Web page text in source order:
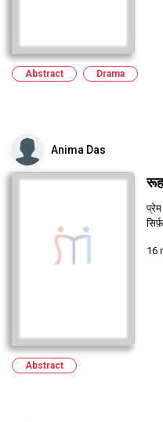
Abstract Drama
Anima Das
प्रेम
16
Abstract